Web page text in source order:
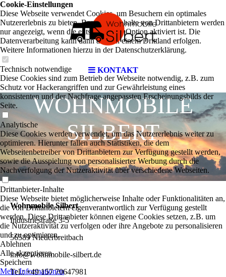
KONTAKT
WOHNMOBILE
SILBERT
Wohnmobile Silbert
Industriestraße 3-5
56589 Niederbreitbach
info@wohnmobile-silbert.de
Tel.: +49 157 70647981
Cookie-Einstellungen
Diese Webseite verwendet Cookies, um Besuchern ein optimales
Nutzererlebnis zu bieten. Bestimmte Inhalte von Drittanbietern werden
nur angezeigt, wenn die entsprechende Option aktiviert ist. Die
Datenverarbeitung kann dann auch in einem Drittland erfolgen.
Weitere Informationen hierzu in der Datenschutzerklärung.
Technisch notwendige
Diese Cookies sind zum Betrieb der Webseite notwendig, z.B. zum
Schutz vor Hackerangriffen und zur Gewährleistung eines
konsistenten und der Nachfrage angepassten Erscheinungsbilds der
Seite.
Analytische
Diese Cookies werden verwendet, um das Nutzererlebnis weiter zu
optimieren. Hierunter fallen auch Statistiken, die dem
Webseitenbetreiber von Drittanbietern zur Verfügung gestellt werden,
sowie die Ausspielung von personalisierter Werbung durch die
Nachverfolgung der Nutzeraktivität über verschiedene Webseiten.
Drittanbieter-Inhalte
Diese Webseite bietet möglicherweise Inhalte oder Funktionalitäten an,
die von Drittanbietern eigenverantwortlich zur Verfügung gestellt
werden. Diese Drittanbieter können eigene Cookies setzen, z.B. um
die Nutzeraktivität zu verfolgen oder ihre Angebote zu personalisieren
und zu optimieren.
Ablehnen
Alle akzeptieren
Speichern
Mehr Informationen